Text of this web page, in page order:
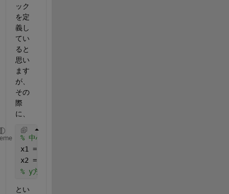
ック
を定
義し
てい
ると
思い
ます
が、
その
際
に、
% 中心ピクセルのインデックスをx_idx,y_idxとすると
x1 = max(1,x_idx-4);
x2 = min(W,x_idx+4);
% y方向も同様
とい